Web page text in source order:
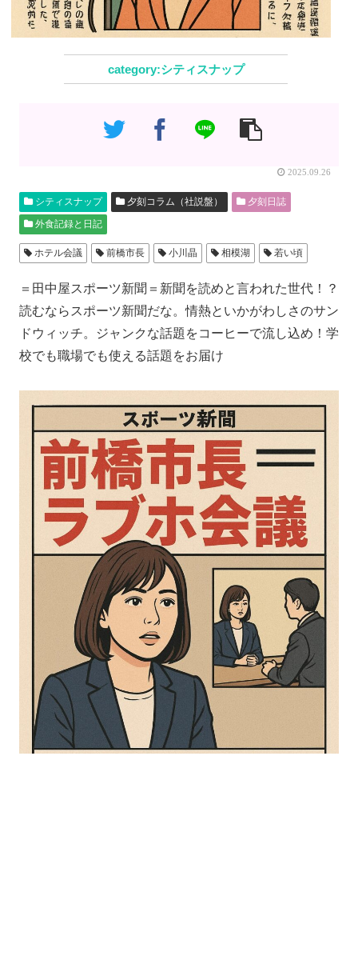
シティスナップ
2025.09.26
シティスナップ 夕刻コラム（社説盤）
夕刻日誌
外食記録と日記
ホテル会議 前橋市長 小川晶 相模湖 若い頃
＝田中屋スポーツ新聞＝新聞を読めと言われた世代！？
読むならスポーツ新聞だな。情熱といかがわしさのサン
ドウィッチ。ジャンクな話題をコーヒーで流し込め！学
校でも職場でも使える話題をお届け